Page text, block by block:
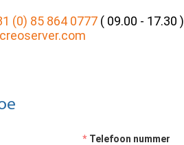
(0) 85 864 0777 ( 09.00 - 17.30 )
Telefoon nummer